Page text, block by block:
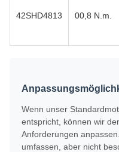
42SHD4813 00,8 N.m.
Wenn unser
entspricht, können wir
Anforderungen
umfassen, aber nicht